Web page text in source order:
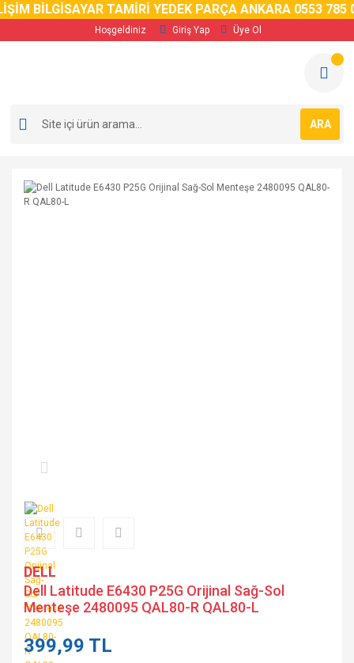
BİLGİSAYAR TAMİRİ YEDEK PARÇA ANKARA 0553 785 02
Hoşgeldiniz Giriş Yap Üye Ol
ARA
DELL
Dell Latitude E6430 P25G Orijinal Sağ-Sol
Menteşe 2480095 QAL80-R QAL80-L
399,99 TL